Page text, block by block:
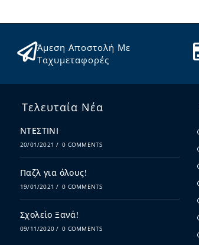
Άμεση Αποστολή Με
Ταχυμεταφορές
Τελευταία Νέα
ΝΤΕΣΤΙΝΙ
20/01/2021 / 0 COMMENTS
Παζλ για όλους!
19/01/2021 / 0 COMMENTS
Σχολείο Ξανά!
09/11/2020 / 0 COMMENTS